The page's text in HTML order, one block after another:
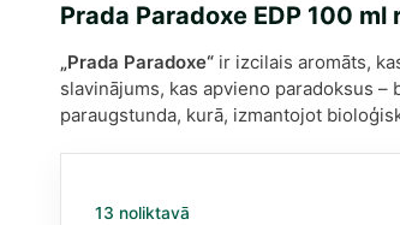
Prada Paradoxe EDP 100 ml
„Prada Paradoxe“ir izcilais aromāts,
slavinājums, kas apvieno paradoksus –
paraugstunda, kurā, izmantojot
13 noliktavā